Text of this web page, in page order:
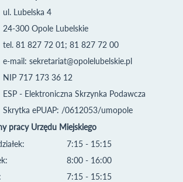
ul. Lubelska 4
24-300 Opole Lubelskie
tel. 81 827 72 01; 81 827 72 00
e-mail: sekretariat@opolelubelskie.pl
NIP 717 173 36 12
ESP - Elektroniczna Skrzynka Podawcza
Skrytka ePUAP: /0612053/umopole
pracy Urzędu Miejskiego
7:15 - 15:15
8:00 - 16:00
7:15 - 15:15